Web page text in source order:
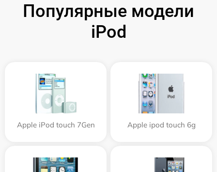
Популярные модели
iPod
Apple iPod touch 7Gen Apple ipod touch 6g